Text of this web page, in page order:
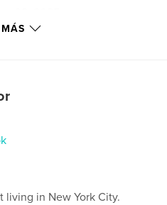
living in New York City.